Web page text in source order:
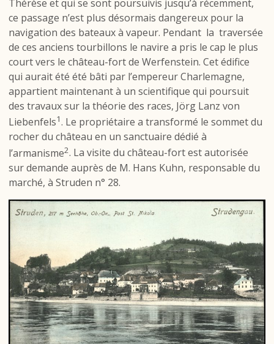
Thérèse et qui se sont poursuivis jusqu’à récemment,
ce passage n’est plus désormais dangereux pour la
navigation des bateaux à vapeur. Pendant la traversée
de ces anciens tourbillons le navire a pris le cap le plus
court vers le château-fort de Werfenstein. Cet édifice
qui aurait été été bâti par l’empereur Charlemagne,
appartient maintenant à un scientifique qui poursuit
des travaux sur la théorie des races, Jörg Lanz von
Liebenfels1. Le propriétaire a transformé le sommet du
rocher du château en un sanctuaire dédié à
l’armanisme2. La visite du château-fort est autorisée
sur demande auprès de M. Hans Kuhn, responsable du
marché, à Struden n° 28.